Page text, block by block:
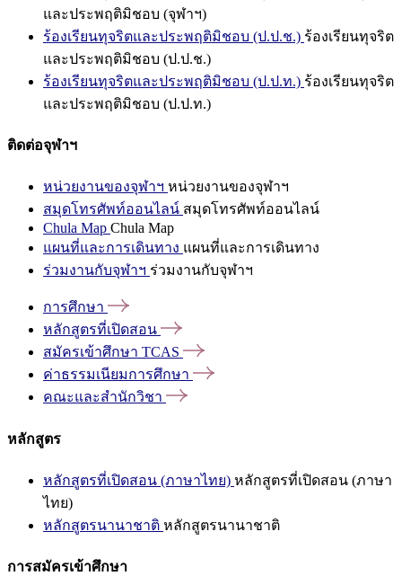
และประพฤติมิชอบ (จุฬาฯ)
ร้องเรียนทุจริตและประพฤติมิชอบ (ป.ป.ช.) ร้องเรียนทุจริต
และประพฤติมิชอบ (ป.ป.ช.)
ร้องเรียนทุจริตและประพฤติมิชอบ (ป.ป.ท.) ร้องเรียนทุจริต
และประพฤติมิชอบ (ป.ป.ท.)
ติดต่อจุฬาฯ
หน่วยงานของจุฬาฯ หน่วยงานของจุฬาฯ
สมุดโทรศัพท์ออนไลน์ สมุดโทรศัพท์ออนไลน์
Chula Map Chula Map
แผนที่และการเดินทาง แผนที่และการเดินทาง
ร่วมงานกับจุฬาฯ ร่วมงานกับจุฬาฯ
การศึกษา
หลักสูตรที่เปิดสอน
สมัครเข้าศึกษา TCAS
ค่าธรรมเนียมการศึกษา
คณะและสำนักวิชา
หลักสูตร
หลักสูตรที่เปิดสอน (ภาษาไทย) หลักสูตรที่เปิดสอน (ภาษา
ไทย)
หลักสูตรนานาชาติ หลักสูตรนานาชาติ
การสมัครเข้าศึกษา